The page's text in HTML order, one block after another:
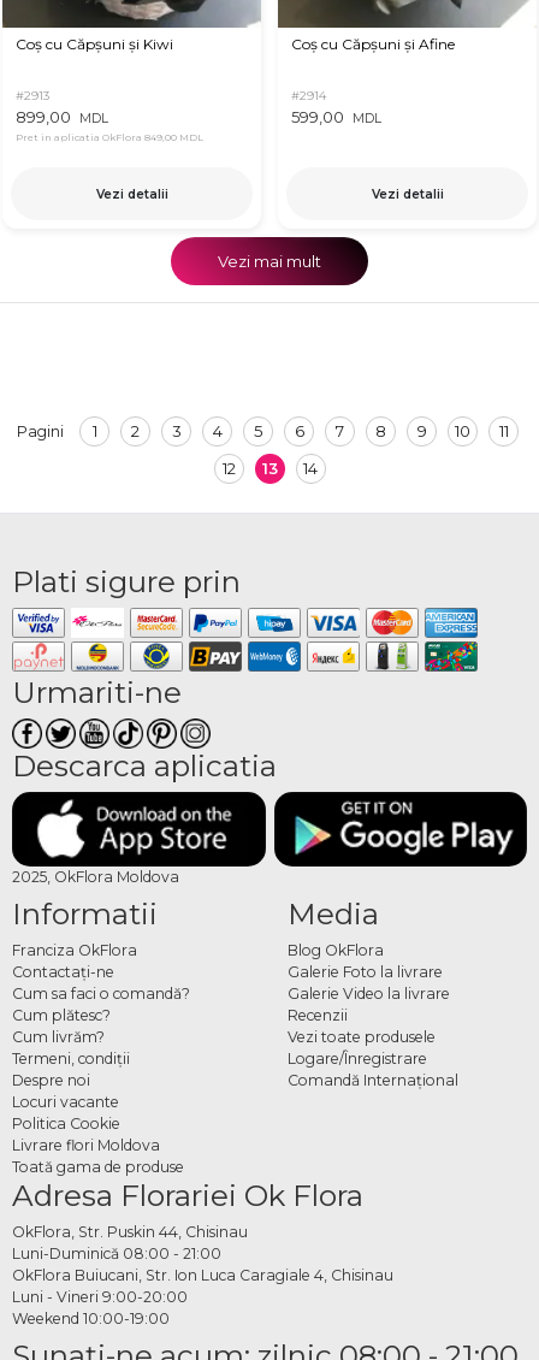
Coș cu Căpșuni și Kiwi
#2913
899,00 MDL
Pret in aplicatia OkFlora 849,00 MDL
Vezi detalii
Coș cu Căpșuni și Afine
#2914
599,00 MDL
Vezi detalii
Vezi mai mult
Pagini 1 2 3 4 5 6 7 8 9 10
11
12
13 14
Plati sigure prin
Urmariti-ne
Descarca aplicatia
2025, OkFlora Moldova
Informatii
Franciza OkFlora
Contactaţi-ne
Cum sa faci o comandă?
Cum plătesc?
Cum livrăm?
Termeni, condiţii
Despre noi
Locuri vacante
Politica Cookie
Livrare flori Moldova
Toată gama de produse
Media
Blog OkFlora
Galerie Foto la livrare
Galerie Video la livrare
Recenzii
Vezi toate produsele
Logare/Înregistrare
Comandă Internațional
Adresa Florariei Ok Flora
OkFlora, Str. Puskin 44, Chisinau
Luni-Duminică 08:00 - 21:00
OkFlora Buiucani, Str. Ion Luca Caragiale 4, Chisinau
Luni - Vineri 9:00-20:00
Weekend 10:00-19:00